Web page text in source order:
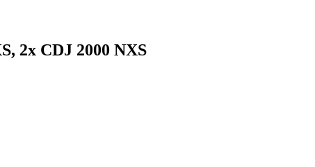
2x CDJ 2000 NXS